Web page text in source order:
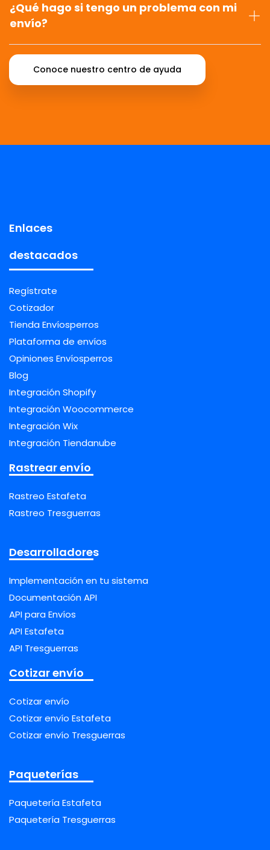
¿Qué hago si tengo un problema con mi
envío?
Conoce nuestro centro de ayuda
Enlaces
destacados
Regístrate
Cotizador
Tienda Envíosperros
Plataforma de envíos
Opiniones Envíosperros
Blog
Integración Shopify
Integración Woocommerce
Integración Wix
Integración Tiendanube
Rastrear envío
Rastreo Estafeta
Rastreo Tresguerras
Desarrolladores
Implementación en tu sistema
Documentación API
API para Envíos
API Estafeta
API Tresguerras
Cotizar envío
Cotizar envío
Cotizar envío Estafeta
Cotizar envío Tresguerras
Paqueterías
Paquetería Estafeta
Paquetería Tresguerras